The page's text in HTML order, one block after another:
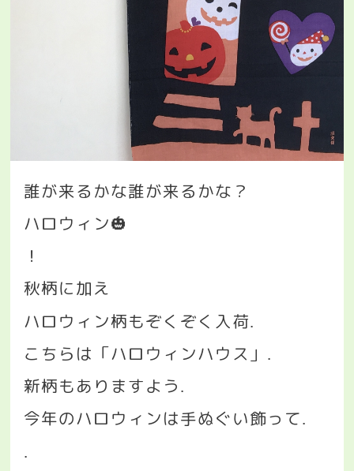
誰が来るかな誰が来るかな？
ハロウィン🎃
！
秋柄に加え
ハロウィン柄もぞくぞく入荷.
こちらは「ハロウィンハウス」 .
新柄もありますよう .
今年のハロウィンは手ぬぐい飾って.
.